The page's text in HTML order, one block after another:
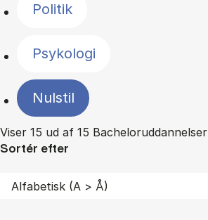
Politik
Psykologi
Nulstil
Viser 15 ud af 15 Bacheloruddannelser
Sortér efter